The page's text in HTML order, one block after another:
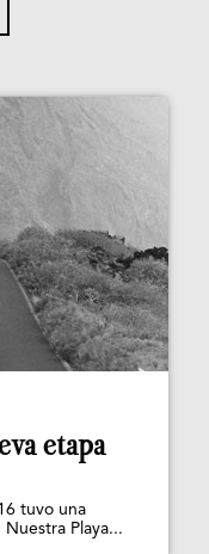
etapa
tuvo una
Playa...